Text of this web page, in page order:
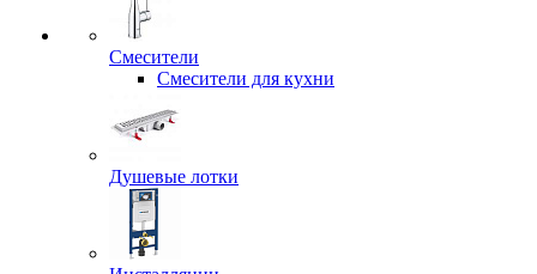
Смесители
Смесители для кухни
Душевые лотки